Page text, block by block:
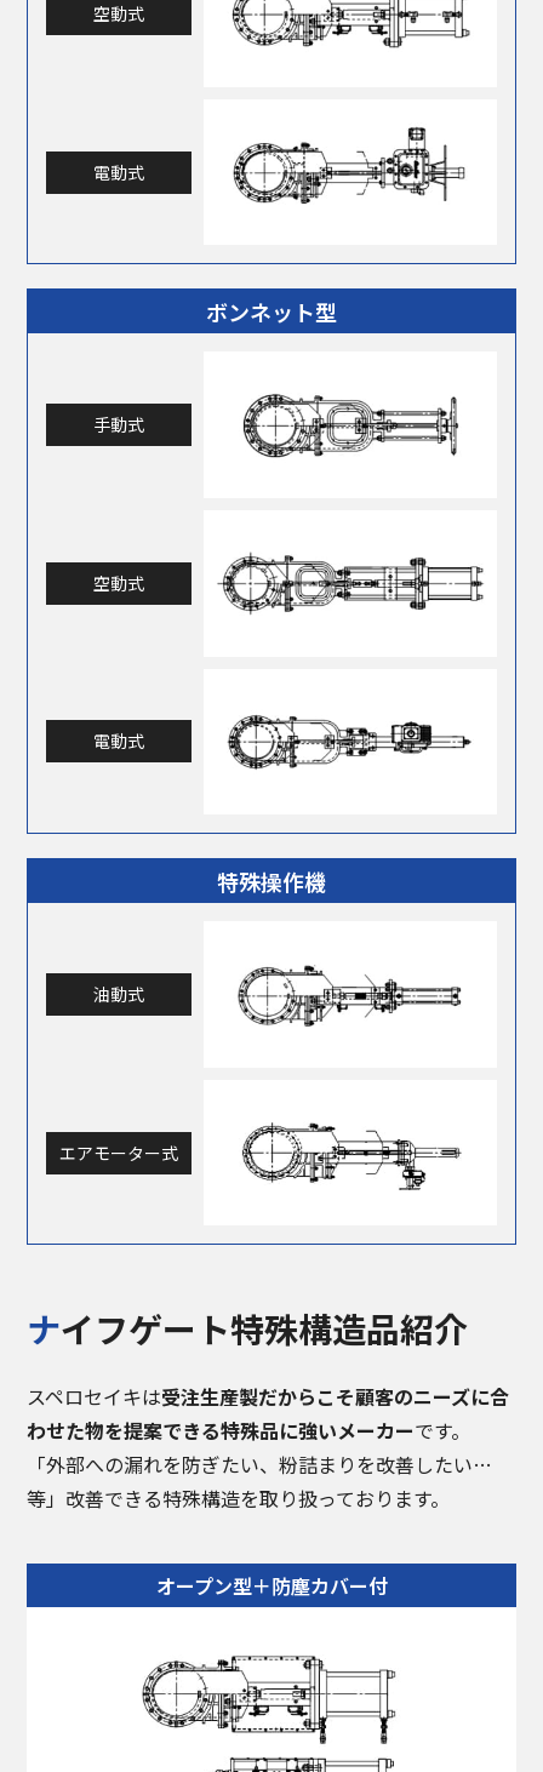
空動式
電動式
ボンネット型
手動式
空動式
電動式
特殊操作機
油動式
エアモーター式
ナイフゲート特殊構造品紹介
スペロセイキは受注生産製だからこそ顧客のニーズに合
わせた物を提案できる特殊品に強いメーカーです。
「外部への漏れを防ぎたい、粉詰まりを改善したい…
等」改善できる特殊構造を取り扱っております。
オープン型＋防塵カバー付